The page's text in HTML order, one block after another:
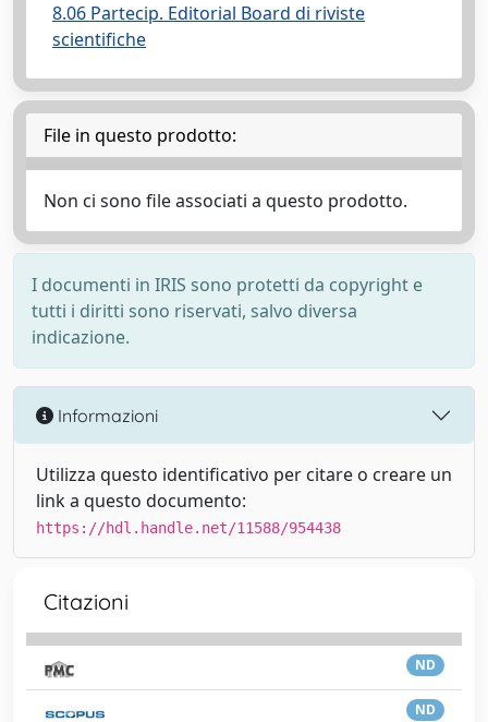
8.06 Partecip. Editorial Board di riviste
scientifiche
File in questo prodotto:
Non ci sono file associati a questo prodotto.
I documenti in IRIS sono protetti da copyright e
tutti i diritti sono riservati, salvo diversa
indicazione.
Informazioni
Utilizza questo identificativo per citare o creare un
link a questo documento:
https://hdl.handle.net/11588/954438
Citazioni
ND
ND